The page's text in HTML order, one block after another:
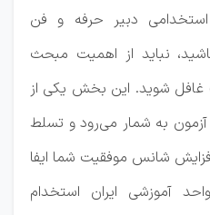
دبیر حرفه و فن
نباید از اهمیت مبحث
غافل شوید. این بخش یکی از
به شمار می‌رود و تسلط
شانس موفقیت شما ایفا
آموزشی ایران استخدام